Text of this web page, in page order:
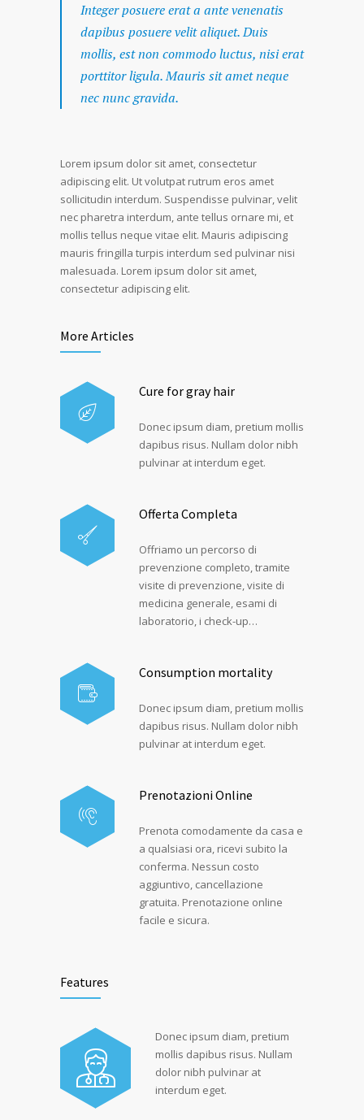
Integer posuere erat a ante venenatis
dapibus posuere velit aliquet. Duis
mollis, est non commodo luctus, nisi erat
porttitor ligula. Mauris sit amet neque
nec nunc gravida.
Lorem ipsum dolor sit amet, consectetur
adipiscing elit. Ut volutpat rutrum eros amet
sollicitudin interdum. Suspendisse pulvinar, velit
nec pharetra interdum, ante tellus ornare mi, et
mollis tellus neque vitae elit. Mauris adipiscing
mauris fringilla turpis interdum sed pulvinar nisi
malesuada. Lorem ipsum dolor sit amet,
consectetur adipiscing elit.
More Articles
Cure for gray hair
Donec ipsum diam, pretium mollis
dapibus risus. Nullam dolor nibh
pulvinar at interdum eget.
Offerta Completa
Offriamo un percorso di
prevenzione completo, tramite
visite di prevenzione, visite di
medicina generale, esami di
laboratorio, i check-up…
Consumption mortality
Donec ipsum diam, pretium mollis
dapibus risus. Nullam dolor nibh
pulvinar at interdum eget.
Prenotazioni Online
Prenota comodamente da casa e
a qualsiasi ora, ricevi subito la
conferma. Nessun costo
aggiuntivo, cancellazione
gratuita. Prenotazione online
facile e sicura.
Features
Donec ipsum diam, pretium
mollis dapibus risus. Nullam
dolor nibh pulvinar at
interdum eget.